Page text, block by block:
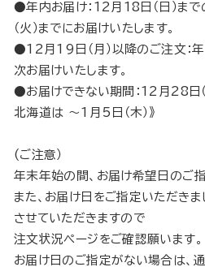
●年内お届け：12月18日（日）ま
（火）までにお届けいたします。
●12月19日（月）以降のご注文：
次お届けいたします。
●お届けできない期間：12月28日（
北海道は ～1月5日（木）》
(ご注意）
年末年始の間、お届け希望日のご
また、お届け日をご指定いただきま
させていただきますので
注文状況ページをご確認願います。
お届け日のご指定がない場合は、